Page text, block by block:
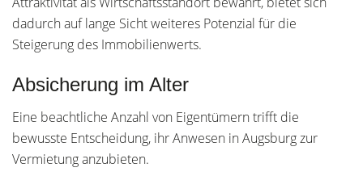
dadurch auf lange Sicht weiteres Potenzial für die
Steigerung des Immobilienwerts.
Absicherung im Alter
Eine beachtliche Anzahl von Eigentümern trifft die
bewusste Entscheidung, ihr Anwesen in Augsburg zur
Vermietung anzubieten.